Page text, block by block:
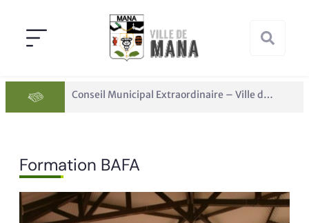
Conseil Municipal Extraordinaire – Ville de Mana du 05 juin 2026
Formation BAFA